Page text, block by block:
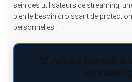
sein des utilisateurs de streaming,
bien le besoin croissant de
personnelles.
🚨 Accès bloqué à